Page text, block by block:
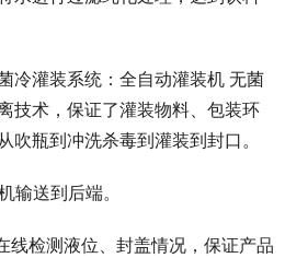
冷灌装系统：全自动灌装机 无菌
技术，保证了灌装物料、包装环
瓶到冲洗杀毒到灌装到封口。
输送到后端。
线检测液位、封盖情况，保证产品